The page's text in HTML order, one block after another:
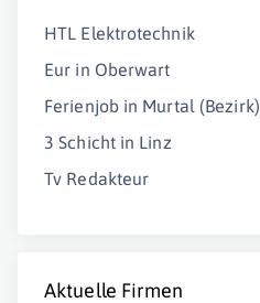
HTL Elektrotechnik
Eur in Oberwart
Ferienjob in Murtal (Bezirk)
3 Schicht in Linz
Tv Redakteur
Aktuelle Firmen